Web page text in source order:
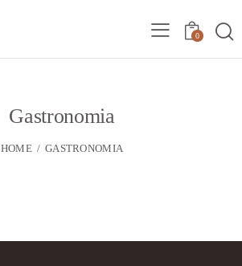
0
Gastronomia
HOME GASTRONOMIA